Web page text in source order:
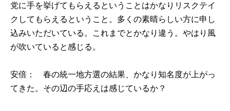
党に手を挙げてもらえるということはかなりリスクテイ
クしてもらえるということ。多くの素晴らしい方に申し
込みいただいている。これまでとかなり違う。やはり風
が吹いていると感じる。
安倍： 春の統一地方選の結果、かなり知名度が上がっ
てきた。その辺の手応えは感じているか？